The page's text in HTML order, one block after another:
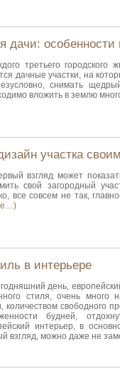
дачи: особенности
третьего городского
дачные участки, на
снимать
вложить в землю
участка
взгляд может
свой загородный
все совсем не так,
в интерьере
день,
стиля, очень много
количеством свободного
будней,
интерьер, в
взгляд, можно даже не